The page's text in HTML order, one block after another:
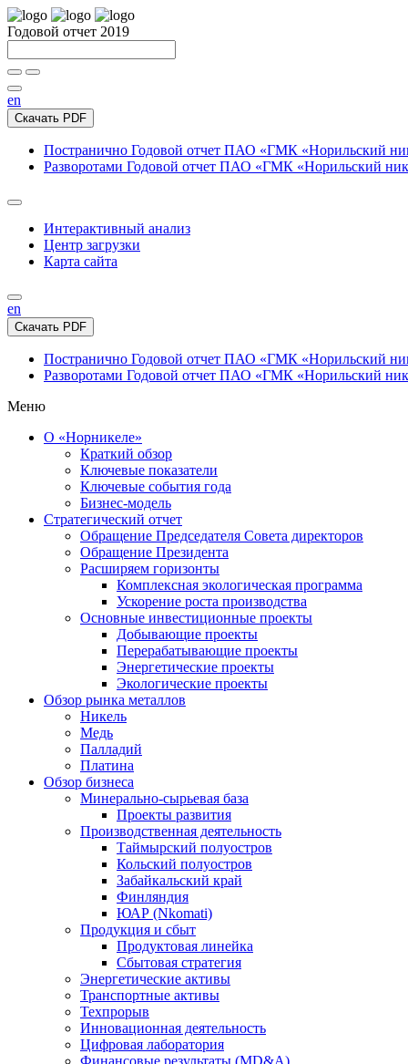
Годовой отчет 2019
en
Скачать PDF
Постранично Годовой отчет ПАО «ГМК «Норильский
Разворотами Годовой отчет ПАО «ГМК «Норильский
Интерактивный анализ
Центр загрузки
Карта сайта
en
Скачать PDF
Постранично Годовой отчет ПАО «ГМК «Норильский
Разворотами Годовой отчет ПАО «ГМК «Норильский
Меню
О «Норникеле»
Краткий обзор
Ключевые показатели
Ключевые события года
Бизнес-модель
Стратегический отчет
Обращение Председателя Совета директоров
Обращение Президента
Расширяем горизонты
Комплексная экологическая программа
Ускорение роста производства
Основные инвестиционные проекты
Добывающие проекты
Перерабатывающие проекты
Энергетические проекты
Экологические проекты
Обзор рынка металлов
Никель
Медь
Палладий
Платина
Обзор бизнеса
Минерально-сырьевая база
Проекты развития
Производственная деятельность
Таймырский полуостров
Кольский полуостров
Забайкальский край
Финляндия
ЮАР (Nkomati)
Продукция и сбыт
Продуктовая линейка
Сбытовая стратегия
Энергетические активы
Транспортные активы
Техпрорыв
Инновационная деятельность
Цифровая лаборатория
Финансовые результаты (MD&A)